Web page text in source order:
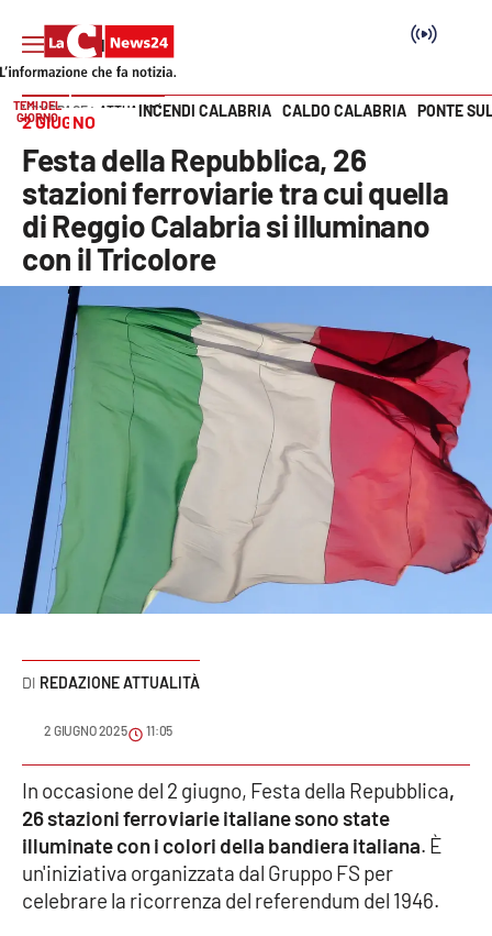
SEZIONI
Cronaca
Politica
Attualità
Economia e lavoro
Italia Mondo
Sanità
Sport
Cultura
Podcast
Meteo
Editoriali
VIDEO
Vai
TEMI DEL
GIORNO
INCENDI CALABRIA CALDO CALABRIA PONTE
HOME PAGE ATTUALITÀ
2 GIUGNO
Festa della Repubblica, 26
stazioni ferroviarie tra cui quella
di Reggio Calabria si illuminano
con il Tricolore
REDAZIONE ATTUALITÀ
2 GIUGNO 2025 11:05
In occasione del 2 giugno, Festa della Repubblica,
26 stazioni ferroviarie italiane sono state
illuminate con i colori della bandiera italiana. È
un'iniziativa organizzata dal Gruppo FS per
celebrare la ricorrenza del referendum del 1946.